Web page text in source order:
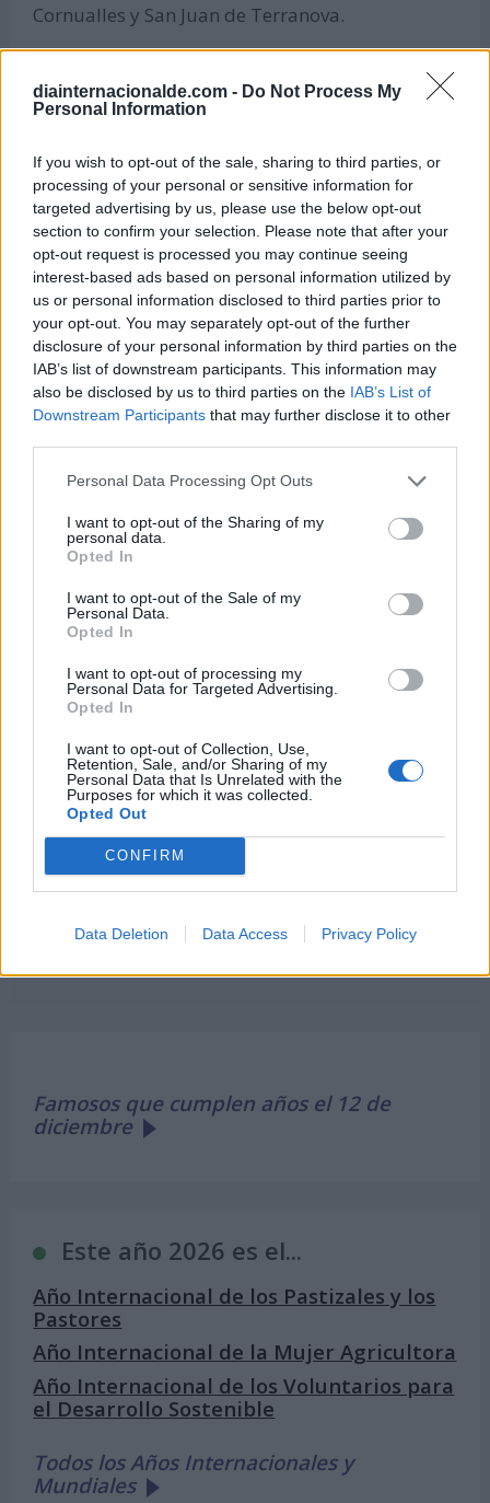
diainternacionalde.com - Do Not Process My
Personal Information
If you wish to opt-out of the sale, sharing to third parties, or
processing of your personal or sensitive information for
targeted advertising by us, please use the below opt-out
section to confirm your selection. Please note that after your
opt-out request is processed you may continue seeing
interest-based ads based on personal information utilized by
us or personal information disclosed to third parties prior to
your opt-out. You may separately opt-out of the further
disclosure of your personal information by third parties on the
IAB’s list of downstream participants. This information may
also be disclosed by us to third parties on the IAB’s List of
Downstream Participants that may further disclose it to other
Personal Data Processing Opt Outs
I want to opt-out of the Sharing of my
personal data.
Opted In
I want to opt-out of the Sale of my
Personal Data.
Opted In
I want to opt-out of processing my
Personal Data for Targeted Advertising.
Opted In
I want to opt-out of Collection, Use,
Retention, Sale, and/or Sharing of my
Personal Data that Is Unrelated with the
Purposes for which it was collected.
Opted Out
CONFIRM
Data Deletion Data Access Privacy Policy
Cornualles y San Juan de Terranova.
El físico alemán, Max Planck, presenta las bases
se radia en unidades pequeñas separadas,
llamadas cuantos.
12 de diciembre de 1804:
España declara la guerra a Inglaterra, junto a
Francia, por los tratados de San Ildefonso y
Aranjuez firmados en secreto con Francia en el
año 1.800.
Efemérides de diciembre
Famosos que cumplen años el 12 de
diciembre
Este año 2026 es el...
Año Internacional de los Pastizales y los
Pastores
Año Internacional de la Mujer Agricultora
Año Internacional de los Voluntarios para
el Desarrollo Sostenible
Todos los Años Internacionales y
Mundiales